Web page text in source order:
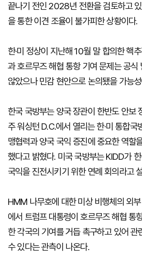
끝나기 전인 2028년 전환을 검토하고
을 통한 이견 조율이 불가피한 상황이다.
한·미 정상이 지난해 10월 말 합의한 핵
과 호르무즈 해협 통항 기여 문제는 공식
않았으나 민감 현안으로 논의됐을 가능
한국 국방부는 양국 장관이 한반도 안보
주 워싱턴 D.C.에서 열리는 한·미 통합
맹협력과 양국 국익 증진에 중요한 역할
했다고 밝혔다. 미국 국방부는 KIDD가
국익을 진전시키기 위한 연례 회의라고
HMM 나무호에 대한 미상 비행체의 외
에서 트럼프 대통령이 호르무즈 해협 통
한 각국의 기여를 거듭 촉구하고 있어 관
수 있다는 관측이 나온다.